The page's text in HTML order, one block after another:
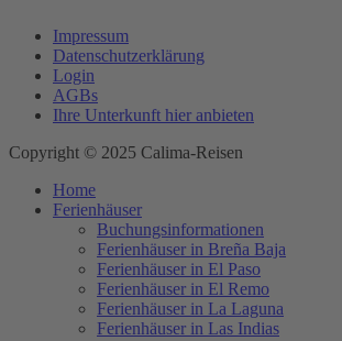
Impressum
Datenschutzerklärung
Login
AGBs
Ihre Unterkunft hier anbieten
Copyright © 2025 Calima-Reisen
Home
Ferienhäuser
Buchungsinformationen
Ferienhäuser in Breña Baja
Ferienhäuser in El Paso
Ferienhäuser in El Remo
Ferienhäuser in La Laguna
Ferienhäuser in Las Indias